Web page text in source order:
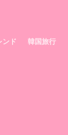
ンド 韓国旅行